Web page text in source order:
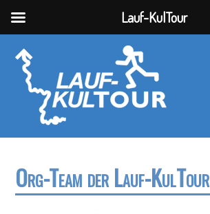
Org-Team der Lauf-KulTour
Lauf-KulTour